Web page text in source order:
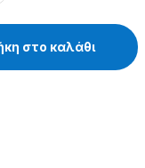
στο καλάθι